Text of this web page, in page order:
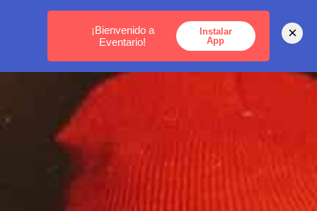
MEDELLÍN - BOGOTÁ - CARTAGENA
¡Bienvenido a
Eventario!
Instalar
App
×